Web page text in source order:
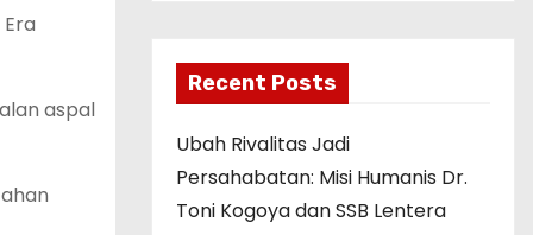
aspal
Recent Posts
Ubah Rivalitas Jadi
Persahabatan: Misi Humanis Dr.
Toni Kogoya dan SSB Lentera